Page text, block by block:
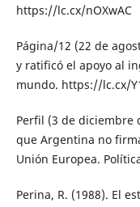
https://lc.cx/nOXwAC
Página/12 (22 de
y ratificó el apoyo al
mundo. https://lc.cx/
Perfil (3 de diciembre
que Argentina no
Unión Europea.
Perina, R. (1988). El